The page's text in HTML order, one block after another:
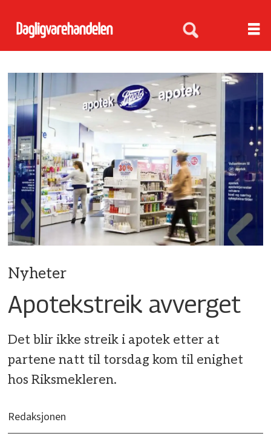
Nyheter
Apotekstreik avverget
Det blir ikke streik i apotek etter at
partene natt til torsdag kom til enighet
hos Riksmekleren.
Redaksjonen